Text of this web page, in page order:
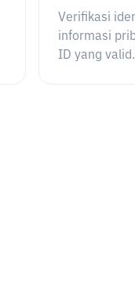
Verifikasi
informasi
ID yang valid.